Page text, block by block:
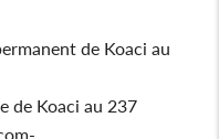
de Koaci au
de Koaci au 237